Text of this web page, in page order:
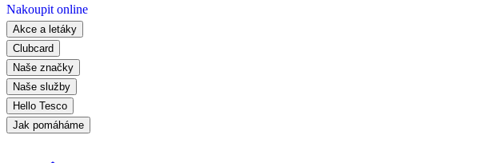
Nakoupit online
Akce a letáky
Clubcard
Naše značky
Naše služby
Hello Tesco
Jak pomáháme